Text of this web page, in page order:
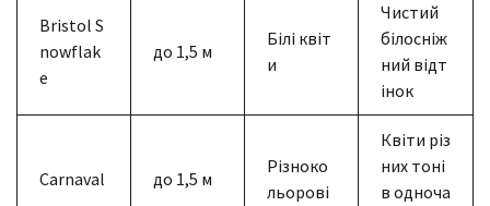
Bristol S
nowflak
e
до 1,5 м
Білі квіт
и
Чистий
білосніж
ний відт
інок
Carnaval до 1,5 м
Різноко
льорові
Квіти різ
них тоні
в одноча